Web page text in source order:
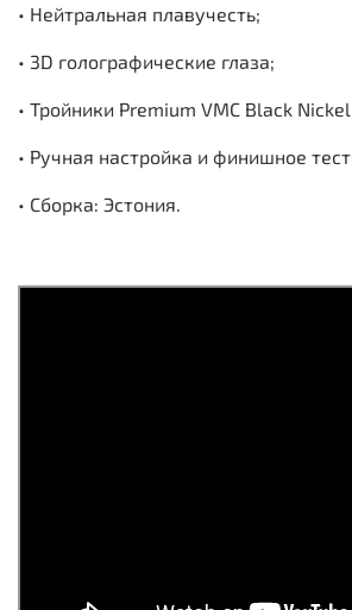
• Нейтральная плавучесть;
• 3D голографические глаза;
• Тройники Premium VMC Black
• Ручная настройка и финишное
• Сборка: Эстония.